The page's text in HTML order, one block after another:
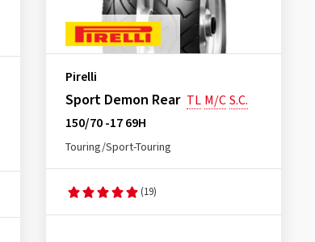
Pirelli
Sport Demon Rear TL M/CS.C.
150/70 -17 69H
Touring/Sport-Touring
(19)